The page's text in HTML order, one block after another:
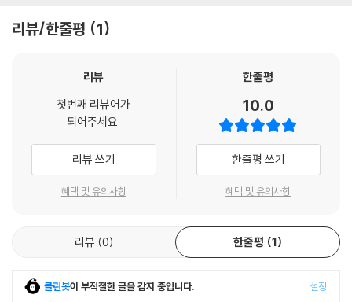
부록 / 열 편의 시
찾아 공부하는 것. 식물도감에서 꽃나무 이름을 찾지 못했을 때 물어서라
내 기쁨을 나눠주는 것. _51쪽, 〈기쁨 발견 연구원〉에서
수녀원에 떨어지는 솔방울은 어찌나 깨끗한지! 종소리를 들으며 우리와
함께 기도해서 그런가? 수녀원 입구 언덕에 솔방울이 모여 있네.
나는 아픈 다리를 다독이며 바구니를 들고 솔방울을 주워 담네. 솔방울을
코에 대고 솔숲 향기를 느끼네. 조가비를 지니고 있으면 바다를 지닌 것 같
고, 솔방울을 지니고 있으면 산을 지닌 것 같네. _67쪽, 〈솔방울〉에서
인생의 이별학교는 우리에게 가르친다. 모든 것은 언젠가 다 지나간다는
것을, 삶의 유한성을 시시로 절감하며 지금 주어진 순간에 최선을 다해야
이라는 것을, 잘되지 않더라도 의식적으로 옆 사람을 먼저 배려하는 깊고
제 안의 맑은 마음을 꺼내라고 한 분은 처음입니다”(35쪽)라는 답신을 썼
분홍 분꽃을 피웠다. 사람들은 그가 건넨 작은 선물에 울고 웃고 다시 살아
갈 힘을 얻는다. 값비싼 보석이 아니라 차갑지 않고, 값진 정성이라 뭉근한
온기가 느껴지기 때문이겠다.
그리하여 그가 살아온 흔적과 그가 건넨 눈빛은 시라고, 그가 손가락을 굽
말한다. 《소금꽃나무》의 저자 김진숙 선생은 “스물여섯 살에 해고되어 벌
판에 홀로 선 듯 외롭고 막막할 때”(43쪽) 그의 시를 읽으며 위로를 받았
고, 한 초등학생은 그의 책을 읽고 “나를 슬프게 하는 것을 감사하게 생각
하자”(53쪽)라고 다짐했다.
리뷰/한줄평 1
리뷰
첫번째 리뷰어가
되어주세요.
리뷰 쓰기
혜택 및 유의사항
한줄평
10.0
한줄평 쓰기
혜택 및 유의사항
리뷰 0 한줄평 1
클린봇이 부적절한 글을 감지 중입니다. 설정